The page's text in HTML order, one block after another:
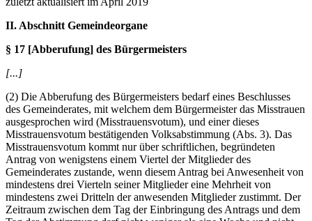
II. Abschnitt Gemeindeorgane
§ 17 [Abberufung] des Bürgermeisters
[...]
(2) Die Abberufung des Bürgermeisters bedarf eines Beschlusses
des Gemeinderates, mit welchem dem Bürgermeister das Misstrauen
ausgesprochen wird (Misstrauensvotum), und einer dieses
Misstrauensvotum bestätigenden Volksabstimmung (Abs. 3). Das
Misstrauensvotum kommt nur über schriftlichen, begründeten
Antrag von wenigstens einem Viertel der Mitglieder des
Gemeinderates zustande, wenn diesem Antrag bei Anwesenheit von
mindestens drei Vierteln seiner Mitglieder eine Mehrheit von
mindestens zwei Dritteln der anwesenden Mitglieder zustimmt. Der
Zeitraum zwischen dem Tag der Einbringung des Antrags und dem